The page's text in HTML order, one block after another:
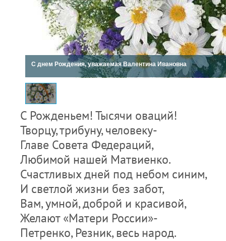
С днем Рождения, уважаемая Валентина Ивановна
С Рожденьем! Тысячи оваций!
Творцу, трибуну, человеку-
Главе Совета Федераций,
Любимой нашей Матвиенко.
Счастливых дней под небом синим,
И светлой жизни без забот,
Вам, умной, доброй и красивой,
Желают «Матери России»-
Петренко, Резник, весь народ.